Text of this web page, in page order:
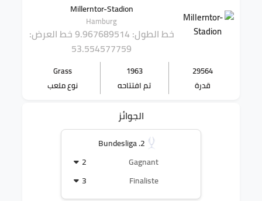
Millerntor-Stadion
Hamburg
خط الطول: 9.967689514
خط العرض:
53.554577759
29564
قدرة
1963
تم افتتاحه
Grass
نوع ملعب
الجوائز
2. Bundesliga
Gagnant
2
Finaliste
3